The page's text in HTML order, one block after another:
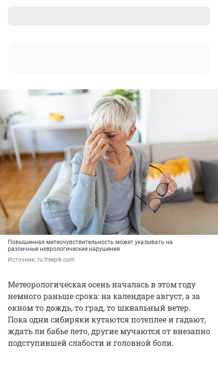
Повышенная метеочувствительность может указывать на
различные неврологические нарушения
Источник: ru.freepik.com
Метеорологическая осень началась в этом году
немного раньше срока: на календаре август, а за
окном то дождь, то град, то шквальный ветер.
Пока одни сибиряки кутаются потеплее и гадают,
ждать ли бабье лето, другие мучаются от внезапно
подступившей слабости и головной боли.